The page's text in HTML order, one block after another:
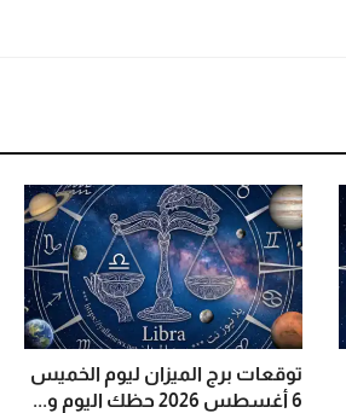
توقعات برج الميزان ليوم الخميس
6 أغسطس 2026 حظك اليوم و...